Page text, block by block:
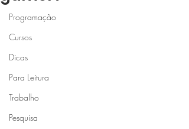
Programação
Cursos
Dicas
Para Leitura
Trabalho
Pesquisa